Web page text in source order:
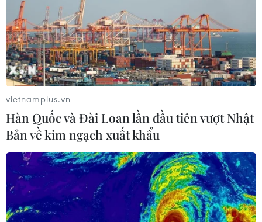
vietnamplus.vn
Hàn Quốc và Đài Loan lần đầu tiên vượt Nhật
Bản về kim ngạch xuất khẩu